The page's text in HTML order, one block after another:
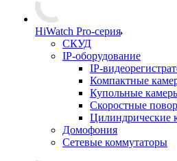
HiWatch Pro-серия
CКУД
IP-оборудование
IP-
Компактные
Купольные
Скоростные
Цилиндрические
Домофония
Сетевые коммутаторы